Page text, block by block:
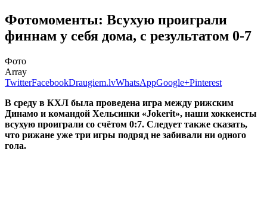
Фотомоменты: Всухую проиграли
финнам у себя дома, с результатом 0-7
Фото
Array
TwitterFacebookDraugiem.lvWhatsAppGoogle+Pinterest
В среду в КХЛ была проведена игра между рижским
Динамо и командой Хельсинки «Jokerit», наши хоккеисты
всухую проиграли со счётом 0:7. Следует также сказать,
что рижане уже три игры подряд не забивали ни одного
гола.